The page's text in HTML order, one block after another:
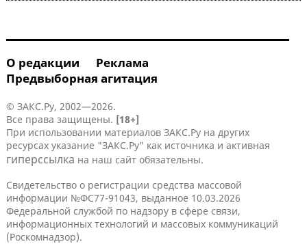
О редакции
Реклама
Предвыборная агитация
© ЗАКС.Ру, 2002—2026.
Все права защищены. [18+]
При использовании материалов ЗАКС.Ру на других
ресурсах указание "ЗАКС.Ру" как источника и активная
гиперссылка на наш сайт обязательны.
Свидетельство о регистрации средства массовой
информации №ФС77-91043, выданное 10.03.2026
Федеральной службой по надзору в сфере связи,
информационных технологий и массовых коммуникаций
(Роскомнадзор).